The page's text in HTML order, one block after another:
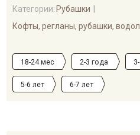
Категории: Рубашки
Кофты, регланы, рубашки,
18-24 мес 2-3 года
5-6 лет 6-7 лет